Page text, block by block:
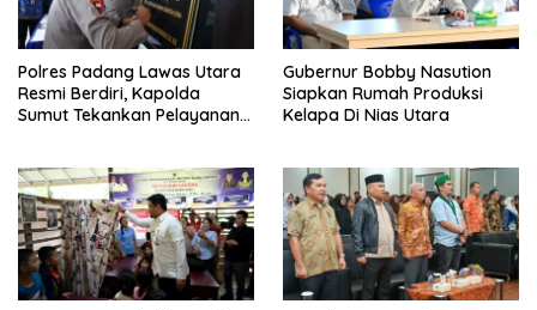
Polres Padang Lawas Utara
Resmi Berdiri, Kapolda
Sumut Tekankan Pelayanan
Gubernur Bobby Nasution
Siapkan Rumah Produksi
Kelapa Di Nias Utara